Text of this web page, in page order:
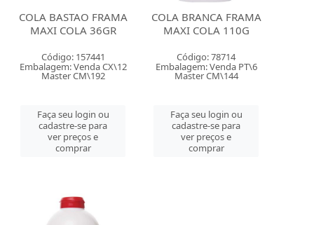
COLA BASTAO FRAMA
MAXI COLA 36GR
Código: 157441
Embalagem: Venda CX\12
Master CM\192
Faça seu login ou
cadastre-se para
ver preços e
comprar
COLA BRANCA FRAMA
MAXI COLA 110G
Código: 78714
Embalagem: Venda PT\6
Master CM\144
Faça seu login ou
cadastre-se para
ver preços e
comprar